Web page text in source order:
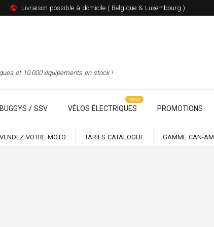
Livraison possible à domicile ( Belgique & Luxembourg )
et 10.000 équipements en stock !
BUGGYS / SSV VÉLOS ÉLECTRIQUES PROMOTIONS
VENDEZ VOTRE MOTO TARIFS CATALOGUE GAMME CAN-AM